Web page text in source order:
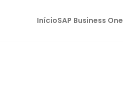
InícioSAP Business One